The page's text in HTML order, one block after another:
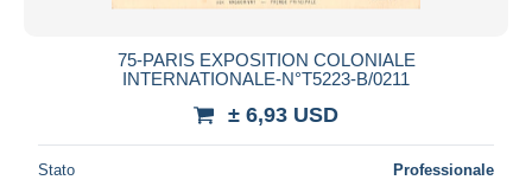
Bancontact
Maestro
Residenza del venditore
75-PARIS EXPOSITION COLONIALE
INTERNATIONALE-N°T5223-B/0211
± 6,93 USD
Stato Professionale